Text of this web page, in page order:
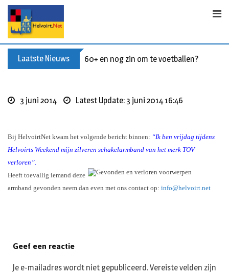
Skip
content
Laatste Nieuws 60+ en nog zin om te voetballen? Kom
3 juni 2014 Latest Update: 3 juni 2014 16:46
Bij HelvoirtNet kwam het volgende bericht binnen: “Ik ben vrijdag tijdens
Helvoirts Weekend mijn zilveren schakelarmband van het merk TOV
verloren”.
Heeft toevallig iemand deze
armband gevonden neem dan even met ons contact op: info@helvoirt.net
Geef een reactie
Je e-mailadres wordt niet gepubliceerd.Vereiste velden zijn